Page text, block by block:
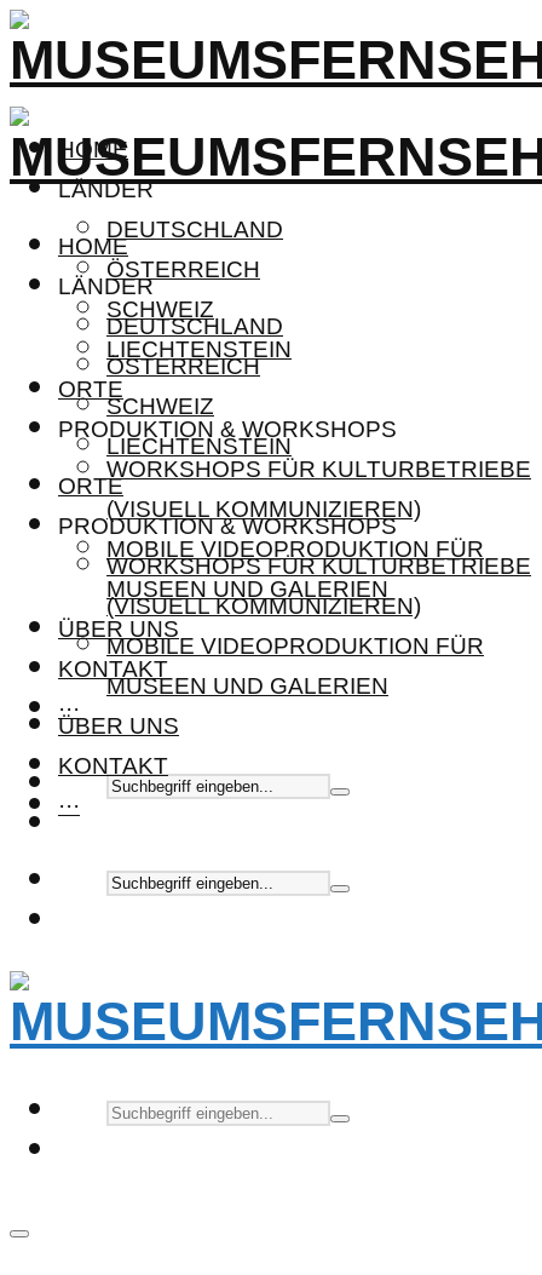
HOME
LÄNDER
DEUTSCHLAND
ÖSTERREICH
SCHWEIZ
LIECHTENSTEIN
ORTE
PRODUKTION & WORKSHOPS
WORKSHOPS FÜR KULTURBETRIEBE
(VISUELL KOMMUNIZIEREN)
MOBILE VIDEOPRODUKTION FÜR
MUSEEN UND GALERIEN
ÜBER UNS
KONTAKT
···
HOME
LÄNDER
DEUTSCHLAND
ÖSTERREICH
SCHWEIZ
LIECHTENSTEIN
ORTE
PRODUKTION & WORKSHOPS
WORKSHOPS FÜR KULTURBETRIEBE
(VISUELL KOMMUNIZIEREN)
MOBILE VIDEOPRODUKTION FÜR
MUSEEN UND GALERIEN
ÜBER UNS
KONTAKT
···